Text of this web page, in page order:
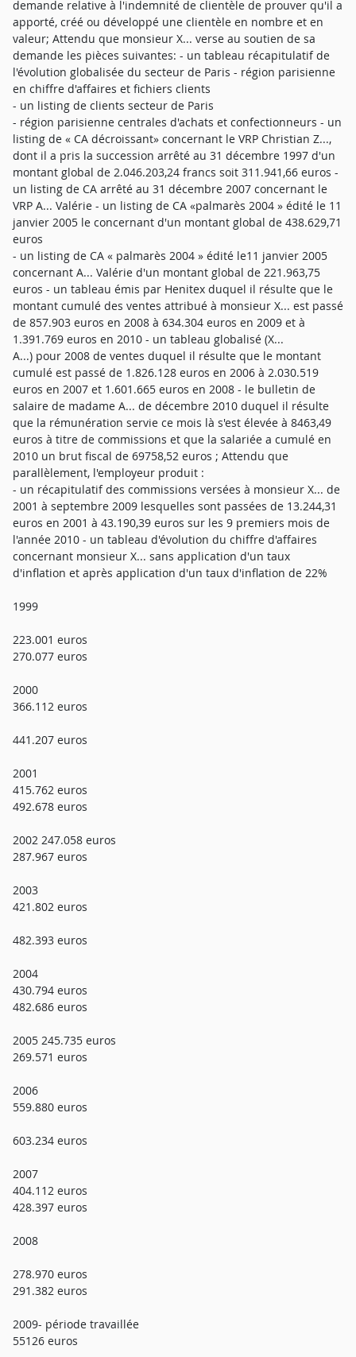
demande relative à l'indemnité de clientèle de prouver qu'il a
apporté, créé ou développé une clientèle en nombre et en
valeur; Attendu que monsieur X... verse au soutien de sa
demande les pièces suivantes: - un tableau récapitulatif de
l'évolution globalisée du secteur de Paris - région parisienne
en chiffre d'affaires et fichiers clients
- un listing de clients secteur de Paris
- région parisienne centrales d'achats et confectionneurs - un
listing de « CA décroissant» concernant le VRP Christian Z...,
dont il a pris la succession arrêté au 31 décembre 1997 d'un
montant global de 2.046.203,24 francs soit 311.941,66 euros -
un listing de CA arrêté au 31 décembre 2007 concernant le
VRP A... Valérie - un listing de CA «palmarès 2004 » édité le 11
janvier 2005 le concernant d'un montant global de 438.629,71
euros
- un listing de CA « palmarès 2004 » édité le11 janvier 2005
concernant A... Valérie d'un montant global de 221.963,75
euros - un tableau émis par Henitex duquel il résulte que le
montant cumulé des ventes attribué à monsieur X... est passé
de 857.903 euros en 2008 à 634.304 euros en 2009 et à
1.391.769 euros en 2010 - un tableau globalisé (X...
A...) pour 2008 de ventes duquel il résulte que le montant
cumulé est passé de 1.826.128 euros en 2006 à 2.030.519
euros en 2007 et 1.601.665 euros en 2008 - le bulletin de
salaire de madame A... de décembre 2010 duquel il résulte
que la rémunération servie ce mois là s'est élevée à 8463,49
euros à titre de commissions et que la salariée a cumulé en
2010 un brut fiscal de 69758,52 euros ; Attendu que
parallèlement, l'employeur produit :
- un récapitulatif des commissions versées à monsieur X... de
2001 à septembre 2009 lesquelles sont passées de 13.244,31
euros en 2001 à 43.190,39 euros sur les 9 premiers mois de
l'année 2010 - un tableau d'évolution du chiffre d'affaires
concernant monsieur X... sans application d'un taux
d'inflation et après application d'un taux d'inflation de 22%
1999
223.001 euros
270.077 euros
2000
366.112 euros
441.207 euros
2001
415.762 euros
492.678 euros
2002 247.058 euros
287.967 euros
2003
421.802 euros
482.393 euros
2004
430.794 euros
482.686 euros
2005 245.735 euros
269.571 euros
2006
559.880 euros
603.234 euros
2007
404.112 euros
428.397 euros
2008
278.970 euros
291.382 euros
2009- période travaillée
55126 euros